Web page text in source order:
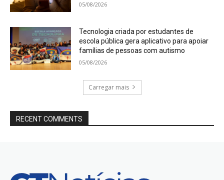
05/08/2026
Tecnologia criada por estudantes de
escola pública gera aplicativo para apoiar
famílias de pessoas com autismo
05/08/2026
Carregar mais
RECENT COMMENTS